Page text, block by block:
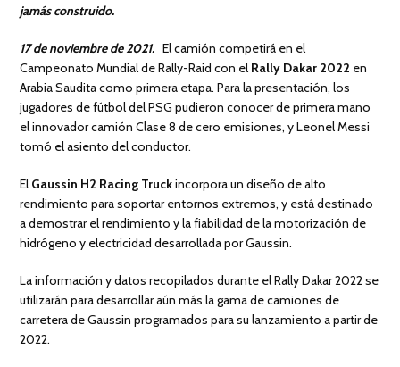
jamás construido.
17 de noviembre de 2021. El camión competirá en el
Campeonato Mundial de Rally-Raid con el Rally Dakar 2022 en
Arabia Saudita como primera etapa. Para la presentación, los
jugadores de fútbol del PSG pudieron conocer de primera mano
el innovador camión Clase 8 de cero emisiones, y Leonel Messi
tomó el asiento del conductor.
El Gaussin H2 Racing Truckincorpora un diseño de alto
rendimiento para soportar entornos extremos, y está destinado
a demostrar el rendimiento y la fiabilidad de la motorización de
hidrógeno y electricidad desarrollada por Gaussin.
La información y datos recopilados durante el Rally Dakar 2022 se
utilizarán para desarrollar aún más la gama de camiones de
carretera de Gaussin programados para su lanzamiento a partir de
2022.